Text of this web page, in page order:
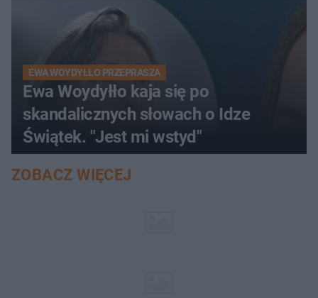
EWA WOYDYŁŁO PRZEPRASZA
Ewa Woydyłło kaja się po
skandalicznych słowach o Idze
Świątek. "Jest mi wstyd"
ZOBACZ WIĘCEJ